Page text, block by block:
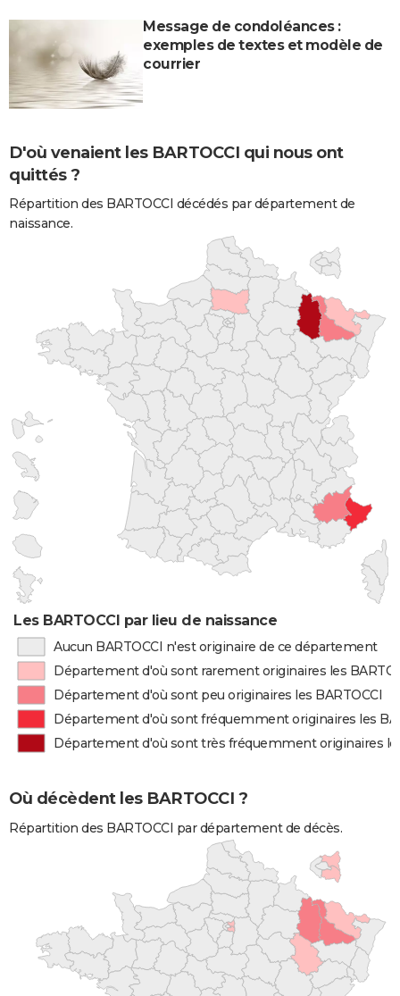
Message de condoléances :
exemples de textes et modèle de
courrier
D'où venaient les BARTOCCI qui nous ont
quittés ?
Répartition des BARTOCCI décédés par département de
naissance.
Les BARTOCCI par lieu de naissance
Aucun BARTOCCI n'est originaire de ce département
Département d'où sont rarement originaires les
Département d'où sont peu originaires les BARTOCCI
Département d'où sont fréquemment originaires les
Département d'où sont très fréquemment originaires
Où décèdent les BARTOCCI ?
Répartition des BARTOCCI par département de décès.